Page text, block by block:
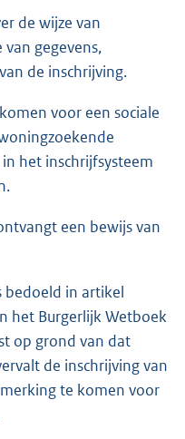
de wijze van
gegevens,
de inschrijving.
voor een sociale
het inschrijfsysteem
een bewijs van
bedoeld in artikel
het Burgerlijk Wetboek
op grond van dat
de inschrijving van
te komen voor